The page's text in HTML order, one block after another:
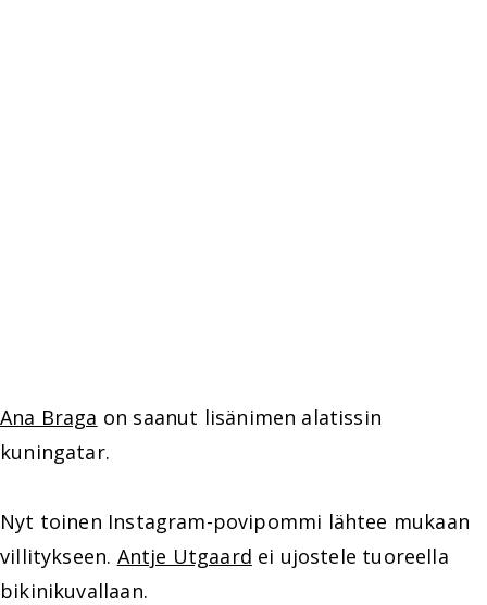
Ana Braga on saanut lisänimen alatissin
kuningatar.
Nyt toinen Instagram-povipommi lähtee mukaan
villitykseen. Antje Utgaard ei ujostele tuoreella
bikinikuvallaan.